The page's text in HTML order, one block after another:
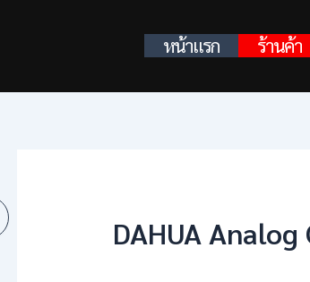
หน้าแรก ร้านค้า
DAHUA Analog